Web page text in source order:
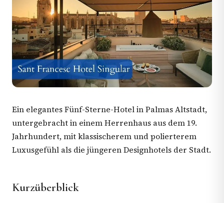
Ein elegantes Fünf-Sterne-Hotel in Palmas Altstadt,
untergebracht in einem Herrenhaus aus dem 19.
Jahrhundert, mit klassischerem und polierterem
Luxusgefühl als die jüngeren Designhotels der Stadt.
Kurzüberblick